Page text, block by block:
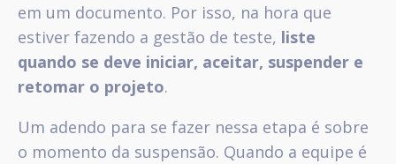
em um documento. Por isso, na hora que
estiver fazendo a gestão de teste, liste
quando se deve iniciar, aceitar, suspender e
retomar o projeto.
Um adendo para se fazer nessa etapa é sobre
o momento da suspensão. Quando a equipe é